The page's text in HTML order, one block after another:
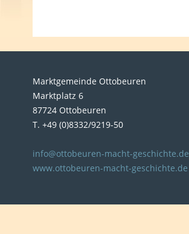
Marktgemeinde Ottobeuren
Marktplatz 6
87724 Ottobeuren
T. +49 (0)8332/9219-50
info@ottobeuren-macht-geschichte.de
www.ottobeuren-macht-geschichte.de